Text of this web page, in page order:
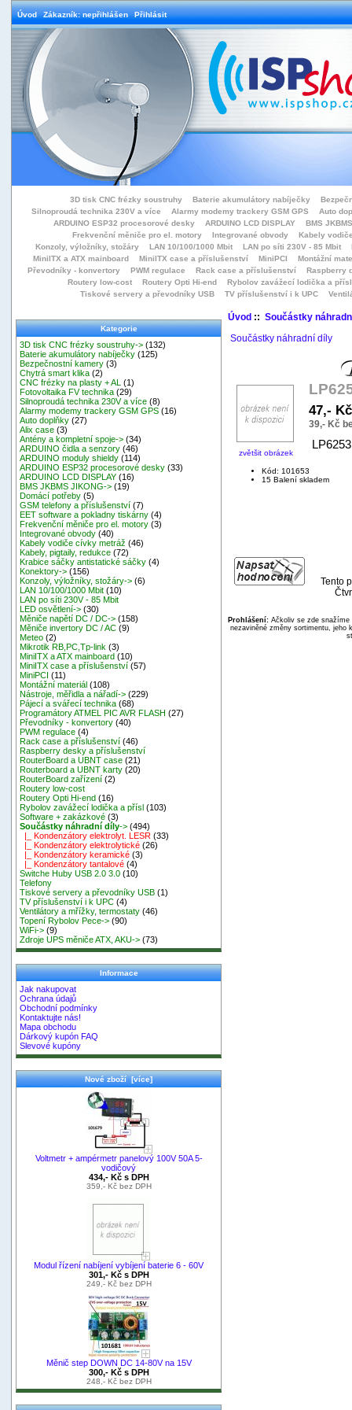
Úvod Zákazník: nepřihlášen Přihlásit
3D tisk CNC frézky soustruhy Baterie akumulátory nabíječky
Silnoproudá technika 230V a více
Alarmy modemy trackery GSM GPS
Auto
ARDUINO ESP32 procesorové desky
ARDUINO LCD DISPLAY
BMS
Frekvenční měniče pro el. motory
Integrované obvody
Kabely
Konzoly, výložníky, stožáry
LAN 10/100/1000 Mbit LAN po síti 230V - 85 Mbit
MiniITX a ATX mainboard
MiniITX case a příslušenství MiniPCI
Montážní
Převodníky - konvertory
PWM regulace Rack case a příslušenství
Raspberry
Routery low-cost
Routery Opti Hi-end
Rybolov zavážecí lodička a přísl
Tiskové servery a převodníky USB
TV příslušenství i k UPC
Kategorie
3D tisk CNC frézky soustruhy-> (132)
Baterie akumulátory nabíječky (125)
Bezpečnostní kamery (3)
Chytrá smart klika (2)
CNC frézky na plasty + AL
(1)
Fotovoltaika FV technika (29)
Silnoproudá technika 230V a více (8)
Alarmy modemy trackery GSM GPS (16)
Auto doplňky (27)
Alix case (3)
Antény a kompletní spoje-> (34)
ARDUINO čidla a senzory (46)
ARDUINO moduly shieldy (114)
ARDUINO ESP32 procesorové desky (33)
ARDUINO LCD DISPLAY (16)
BMS JKBMS JIKONG-> (19)
Domácí potřeby (5)
GSM telefony a příslušenství (7)
EET software a pokladny tiskárny (4)
Frekvenční měniče pro el. motory (3)
Integrované obvody (40)
Kabely vodiče cívky metráž (46)
Kabely, pigtaily, redukce (72)
Krabice sáčky antistatické sáčky (4)
Konektory-> (156)
Konzoly, výložníky, stožáry-> (6)
LAN 10/100/1000 Mbit (10)
LAN po síti 230V - 85 Mbit
LED osvětlení-> (30)
Měniče napětí DC / DC-> (158)
Měniče invertory DC / AC (9)
Meteo (2)
Mikrotik RB,PC,Tp-link (3)
MiniITX a ATX mainboard (10)
MiniITX case a příslušenství (57)
MiniPCI (11)
Montážní materiál (108)
Nástroje, měřidla a nářadí-> (229)
Pájecí a svářecí technika (68)
Programátory ATMEL PIC AVR FLASH (27)
Převodníky - konvertory (40)
PWM regulace (4)
Rack case a příslušenství (46)
Raspberry desky a příslušenství
RouterBoard a UBNT case (21)
Routerboard a UBNT karty (20)
RouterBoard zařízení (2)
Routery low-cost
Routery Opti Hi-end (16)
Rybolov zavážecí lodička a přísl (103)
Software + zakázkové (3)
Součástky náhradní díly-> (494)
|_ Kondenzátory elektrolyt. LESR (33)
|_ Kondenzátory elektrolytické (26)
|_ Kondenzátory keramické (3)
|_ Kondenzátory tantalové (4)
Switche Huby USB 2.0 3.0 (10)
Telefony
Tiskové servery a převodníky USB (1)
TV příslušenství i k UPC (4)
Ventilátory a mřížky, termostaty (46)
Topení Rybolov Pece-> (90)
WiFi-> (9)
Zdroje UPS měniče ATX, AKU-> (73)
Informace
Jak nakupovat
Ochrana údajů
Obchodní podmínky
Kontaktujte nás!
Mapa obchodu
Dárkový kupón FAQ
Slevové kupóny
Nové zboží [více]
Voltmetr + ampérmetr panelový 100V 50A 5-
vodičový
434,- Kč s DPH
359,- Kč bez DPH
Modul řízení nabíjení vybíjení baterie 6 - 60V
301,- Kč s DPH
249,- Kč bez DPH
Měnič step DOWN DC 14-80V na 15V
300,- Kč s DPH
248,- Kč bez DPH
Úvod:: Součástky
Součástky náhradní díly
zvětšit obrázek
47,-
39,- Kč
Kód: 101653
15 Balení skladem
Tento
Prohlášení:Ačkoliv se zde snažíme
nezaviněné změny sortimentu, jeho